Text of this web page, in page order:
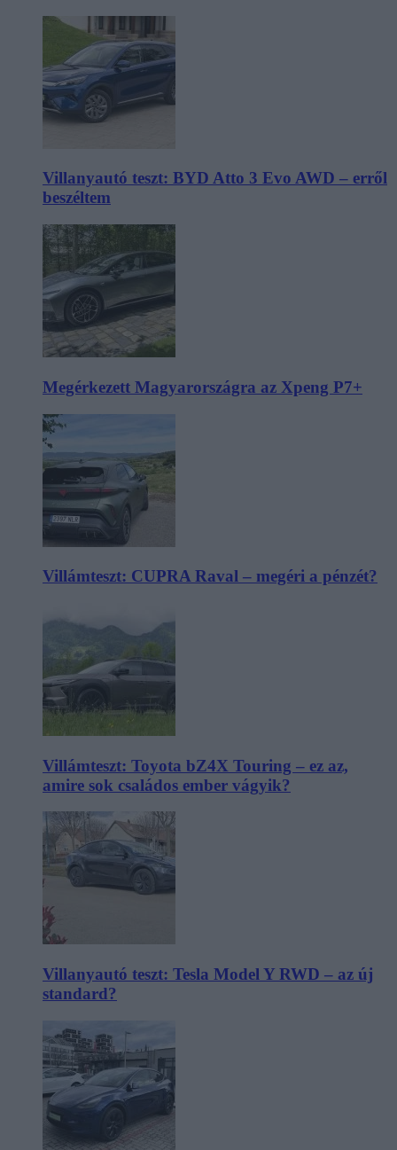
Villanyautó teszt: BYD Atto 3 Evo AWD – erről
beszéltem
Megérkezett Magyarországra az Xpeng P7+
Villámteszt: CUPRA Raval – megéri a pénzét?
Villámteszt: Toyota bZ4X Touring – ez az,
amire sok családos ember vágyik?
Villanyautó teszt: Tesla Model Y RWD – az új
standard?